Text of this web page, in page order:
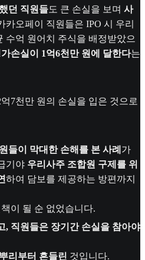
던 직원들도 큰 손실을 보며 사
카오페이 직원들은 IPO 시 우리
수억 원어치 주식을 배정받았으
손실이 1억6천만 원에 달한다는
7천만 원의 손실을 입은 것으로
들이 막대한 손해를 본 사례 가
기야 우리사주 조합원 구제를 위
하여 담보를 제공하는 방편까지
이 될 순 없었습니다.
, 직원들은 장기간 손실을 참아야
리부터 흔들린 것입니다.